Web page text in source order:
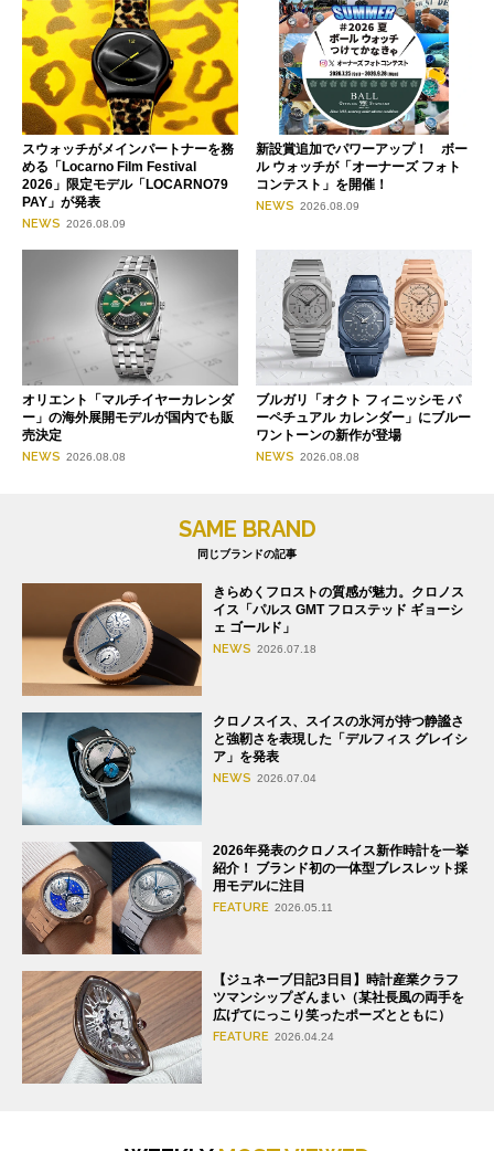
スウォッチがメインパートナーを務
める「Locarno Film Festival
2026」限定モデル「LOCARNO79
PAY」が発表
NEWS 2026.08.09
新設賞追加でパワーアップ！ ボー
ル ウォッチが「オーナーズ フォト
コンテスト」を開催！
NEWS 2026.08.09
オリエント「マルチイヤーカレンダ
ー」の海外展開モデルが国内でも販
売決定
NEWS 2026.08.08
ブルガリ「オクト フィニッシモ パ
ーペチュアル カレンダー」にブルー
ワントーンの新作が登場
NEWS 2026.08.08
SAME BRAND
同じブランドの記事
きらめくフロストの質感が魅力。クロノス
イス「パルス GMT フロステッド ギョーシ
ェ ゴールド」
NEWS 2026.07.18
クロノスイス、スイスの氷河が持つ静謐さ
と強靭さを表現した「デルフィス グレイシ
ア」を発表
NEWS 2026.07.04
2026年発表のクロノスイス新作時計を一挙
紹介！ ブランド初の一体型ブレスレット採
用モデルに注目
FEATURE 2026.05.11
【ジュネーブ日記3日目】時計産業クラフ
ツマンシップざんまい（某社長風の両手を
広げてにっこり笑ったポーズとともに）
FEATURE 2026.04.24